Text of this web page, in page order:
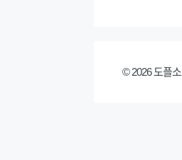
© 2026 도플